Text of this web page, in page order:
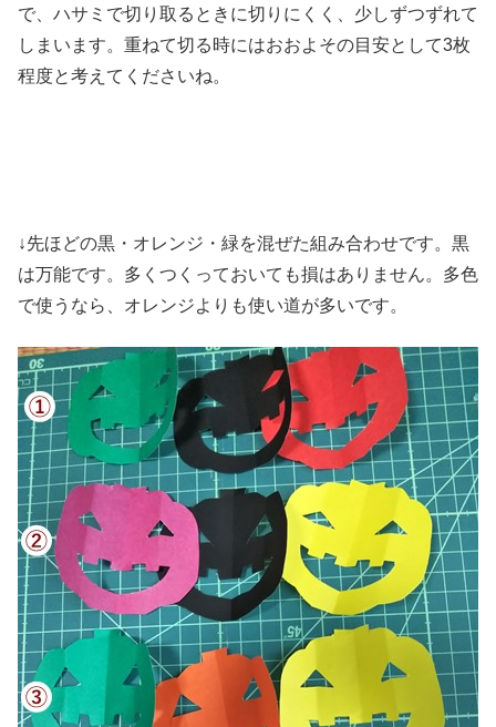
で、ハサミで切り取るときに切りにくく、少しずつずれて
しまいます。重ねて切る時にはおおよその目安として3枚
程度と考えてくださいね。
↓先ほどの黒・オレンジ・緑を混ぜた組み合わせです。黒
は万能です。多くつくっておいても損はありません。多色
で使うなら、オレンジよりも使い道が多いです。